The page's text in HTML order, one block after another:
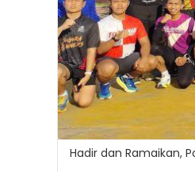
Hadir dan Ramaikan,